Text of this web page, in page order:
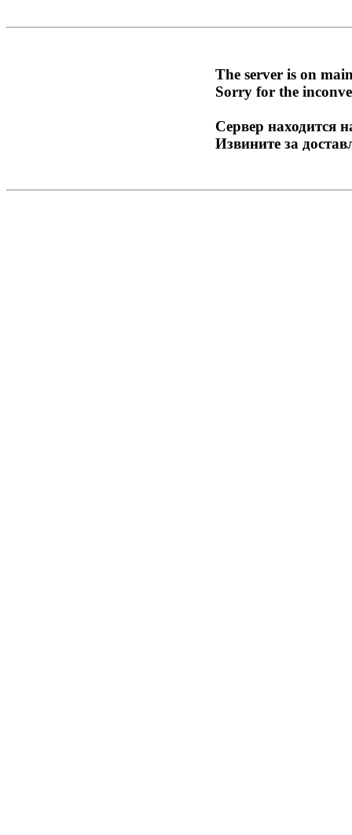
The server is on
Sorry for the
Сервер находится
Извините за